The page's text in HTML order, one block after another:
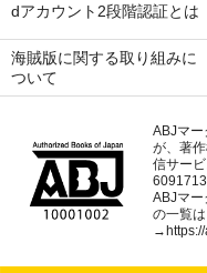
dアカウント2段階認証とは
海賊版に関する取り組みに
ついて
ABJマー
が、著
信サー
6091713
ABJマー
の一覧
→